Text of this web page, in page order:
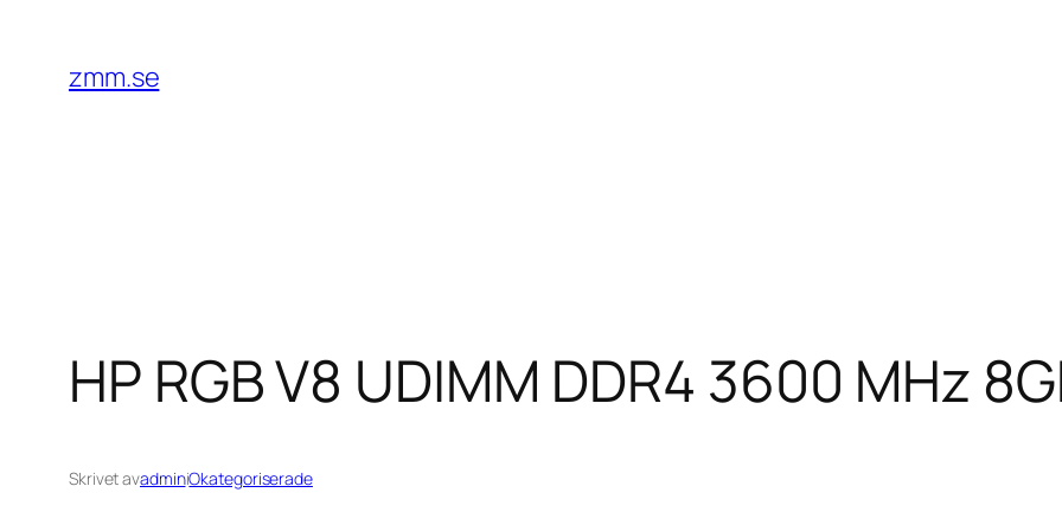
innehåll
zmm.se
HP RGB V8 UDIMM DDR4 3600 MHz
Skrivet avadminiOkategoriserade